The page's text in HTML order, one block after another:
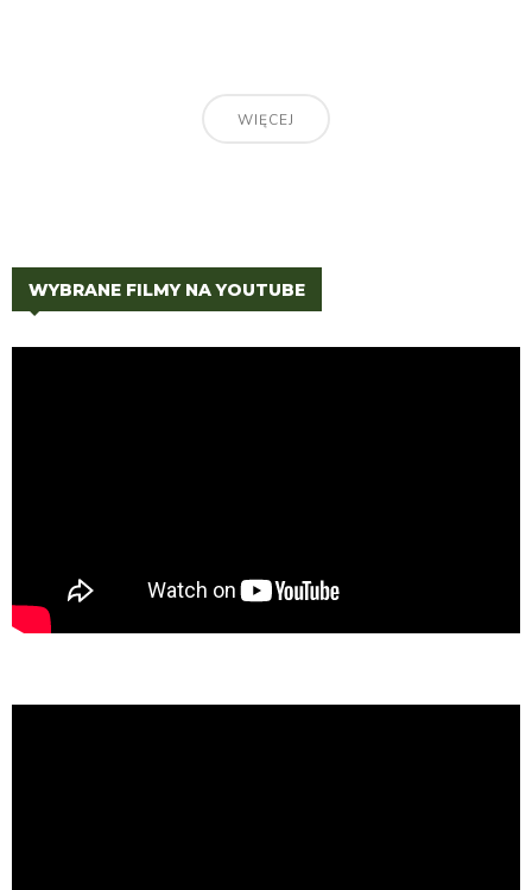
WIĘCEJ
WYBRANE FILMY NA YOUTUBE